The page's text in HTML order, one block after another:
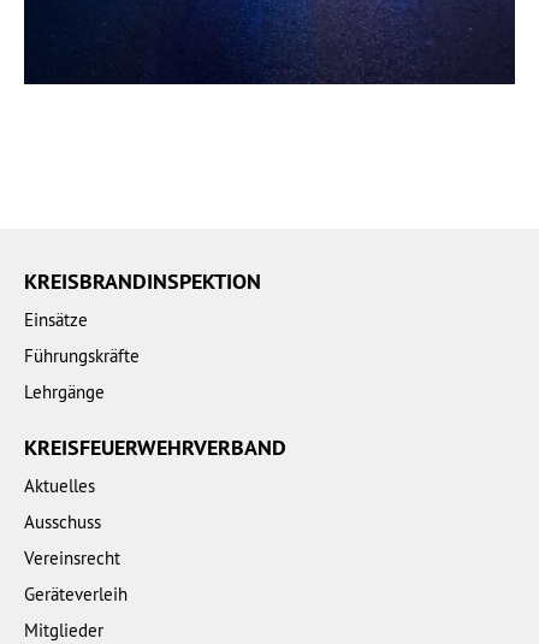
KREISBRANDINSPEKTION
Einsätze
Führungskräfte
Lehrgänge
KREISFEUERWEHRVERBAND
Aktuelles
Ausschuss
Vereinsrecht
Geräteverleih
Mitglieder